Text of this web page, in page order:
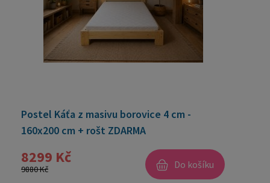
Postel Káťa z masivu borovice 4 cm -
160x200 cm + rošt ZDARMA
8299 Kč
9880 Kč Do košíku